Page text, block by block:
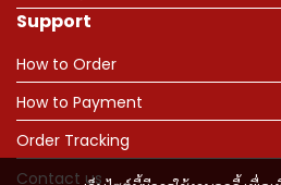
Support
How to Order
How to Payment
Order Tracking
Contact us